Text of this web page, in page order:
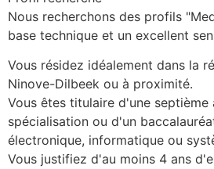
Nous recherchons des profils
base technique et un excellent
Vous résidez idéalement dans la
Ninove-Dilbeek ou à proximité.
Vous êtes titulaire d'une septième
spécialisation ou d'un
électronique, informatique ou
Vous justifiez d'au moins 4 ans